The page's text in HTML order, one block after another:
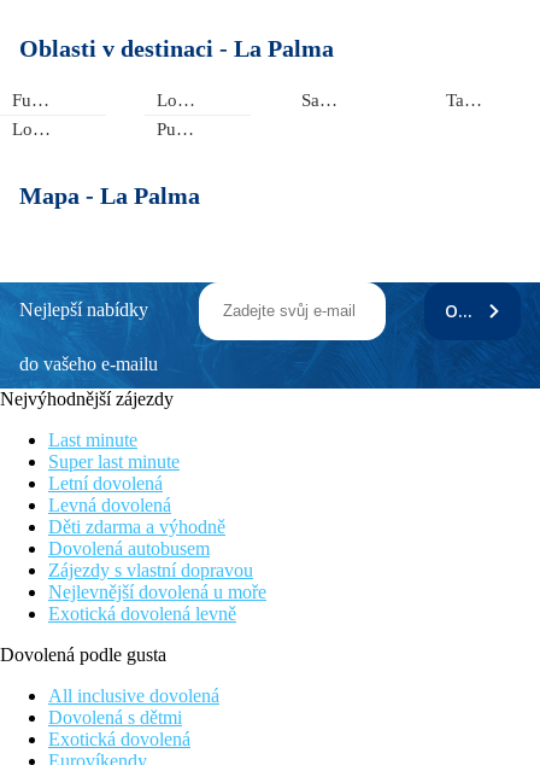
Oblasti v destinaci - La Palma
Fuencaliente
Los Cancajos
Los Llanos
Puerto de Naos
Santa Cruz Tazacorte
Mapa - La Palma
Nejlepší nabídky
do vašeho e-mailu
ODEBÍRAT
Nejvýhodnější zájezdy
Last minute
Super last minute
Letní dovolená
Levná dovolená
Děti zdarma a výhodně
Dovolená autobusem
Zájezdy s vlastní dopravou
Nejlevnější dovolená u moře
Exotická dovolená levně
Dovolená podle gusta
All inclusive dovolená
Dovolená s dětmi
Exotická dovolená